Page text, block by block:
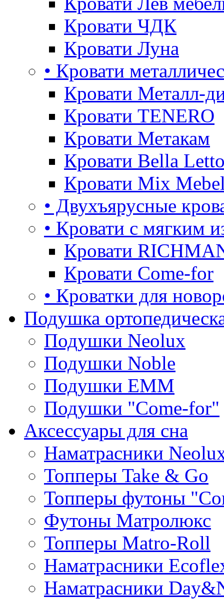
Кровати ЧДК
Кровати Луна
• Кровати
Кровати Металл-
Кровати TENERO
Кровати Метакам
Кровати Bella
Кровати Mix
• Двухъярусные
• Кровати с мягким
Кровати
Кровати Come-for
• Кроватки для
Подушка
Подушки Neolux
Подушки Noble
Подушки ЕММ
Подушки "Come-for"
Аксессуары для сна
Наматрасники
Топперы Take & Go
Топперы футоны
Футоны Матролюкс
Топперы Matro-Roll
Наматрасники
Наматрасники